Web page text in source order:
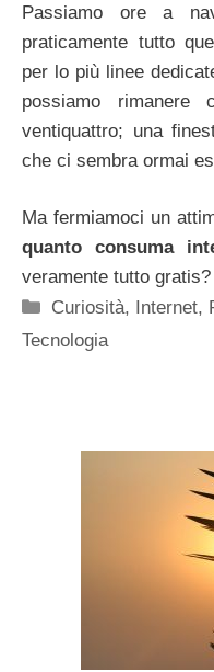
Passiamo ore a
praticamente tutto
per lo più linee
possiamo rimanere
ventiquattro; una
che ci sembra ormai
Ma fermiamoci un
quanto consuma
veramente tutto
Categorie
Curiosità, Internet,
Tecnologia